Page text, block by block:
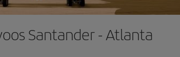
Santander - Atlanta